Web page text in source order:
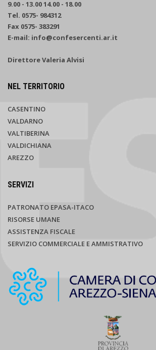
9.00 - 13.00 14.00 - 18.00
Tel. 0575- 984312
Fax 0575- 383291
E-mail: info@confesercenti.ar.it
Direttore Valeria Alvisi
NEL TERRITORIO
CASENTINO
VALDARNO
VALTIBERINA
VALDICHIANA
AREZZO
SERVIZI
PATRONATO EPASA-ITACO
RISORSE UMANE
ASSISTENZA FISCALE
SERVIZIO COMMERCIALE E AMMISTRATIVO